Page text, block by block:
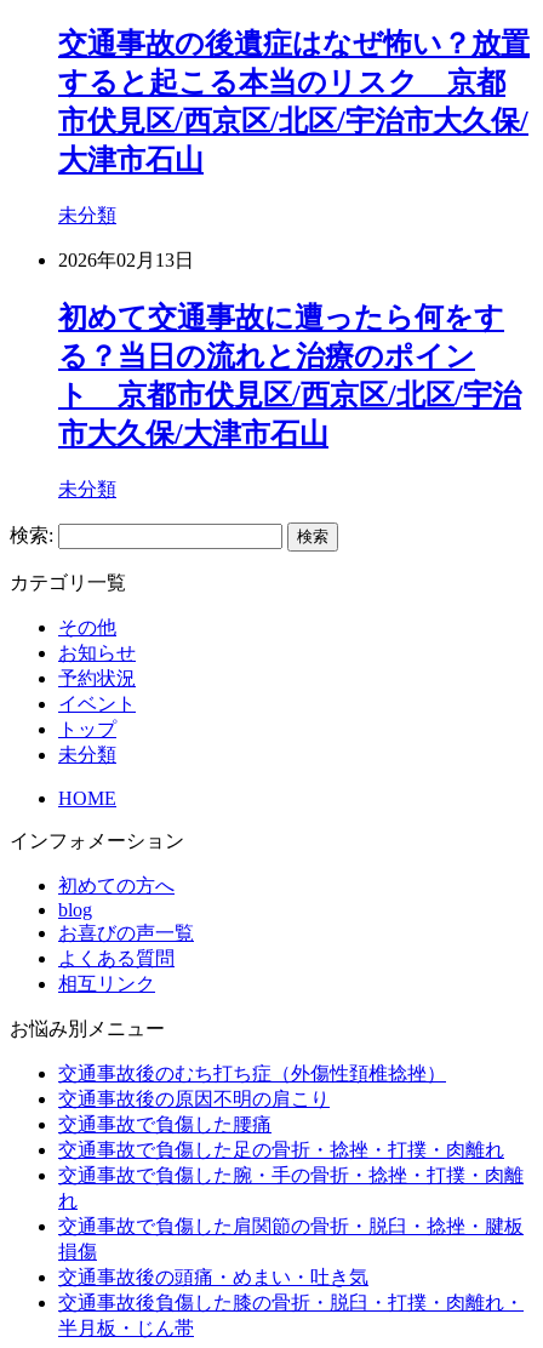
交通事故の後遺症はなぜ怖い？放置
すると起こる本当のリスク 京都
市伏見区/西京区/北区/宇治市大久保/
大津市石山
未分類
2026年02月13日
初めて交通事故に遭ったら何をす
る？当日の流れと治療のポイン
ト 京都市伏見区/西京区/北区/宇治
市大久保/大津市石山
未分類
検索:
カテゴリ一覧
その他
お知らせ
予約状況
イベント
トップ
未分類
HOME
インフォメーション
初めての方へ
blog
お喜びの声一覧
よくある質問
相互リンク
お悩み別メニュー
交通事故後のむち打ち症（外傷性頚椎捻挫）
交通事故後の原因不明の肩こり
交通事故で負傷した腰痛
交通事故で負傷した足の骨折・捻挫・打撲・肉離れ
交通事故で負傷した腕・手の骨折・捻挫・打撲・肉離
れ
交通事故で負傷した肩関節の骨折・脱臼・捻挫・腱板
損傷
交通事故後の頭痛・めまい・吐き気
交通事故後負傷した膝の骨折・脱臼・打撲・肉離れ・
半月板・じん帯